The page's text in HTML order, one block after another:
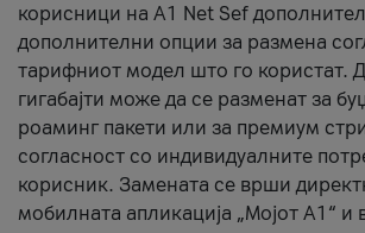
корисници на A1 Net Sef
дополнителни опции за размена
тарифниот модел што го користат.
гигабајти може да се разменат за
роаминг пакети или за премиум
согласност со индивидуалните
корисник. Замената се врши
мобилната апликација „Мојот А1“